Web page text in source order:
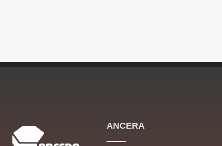
ANCERA